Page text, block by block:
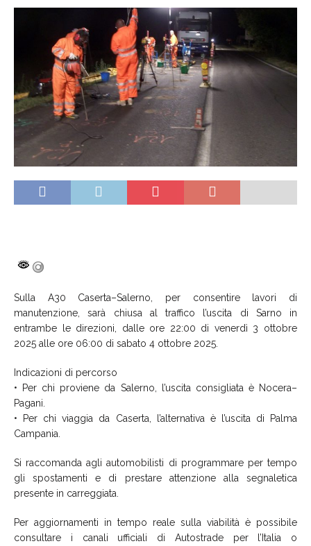
Sulla A30 Caserta–Salerno, per consentire lavori di
manutenzione, sarà chiusa al traffico l’uscita di Sarno in
entrambe le direzioni, dalle ore 22:00 di venerdì 3 ottobre
2025 alle ore 06:00 di sabato 4 ottobre 2025.
Indicazioni di percorso
• Per chi proviene da Salerno, l’uscita consigliata è Nocera–
Pagani.
• Per chi viaggia da Caserta, l’alternativa è l’uscita di Palma
Campania.
Si raccomanda agli automobilisti di programmare per tempo
gli spostamenti e di prestare attenzione alla segnaletica
presente in carreggiata.
Per aggiornamenti in tempo reale sulla viabilità è possibile
consultare i canali ufficiali di Autostrade per l’Italia o